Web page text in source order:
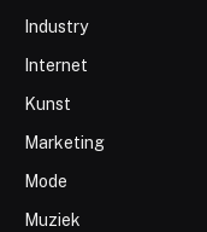
Industry
Internet
Kunst
Marketing
Mode
Muziek